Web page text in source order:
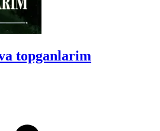
topganlarim